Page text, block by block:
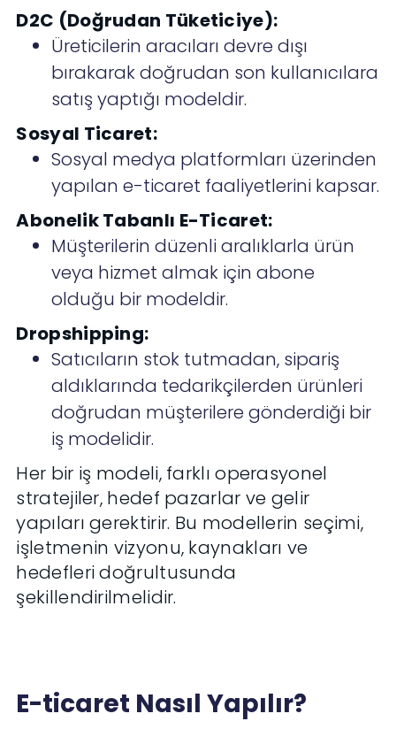
D2C (Doğrudan Tüketiciye):
Üreticilerin aracıları devre dışı
bırakarak doğrudan son kullanıcılara
satış yaptığı modeldir.
Sosyal Ticaret:
Sosyal medya platformları üzerinden
yapılan e-ticaret faaliyetlerini kapsar.
Abonelik Tabanlı E-Ticaret:
Müşterilerin düzenli aralıklarla ürün
veya hizmet almak için abone
olduğu bir modeldir.
Dropshipping:
Satıcıların stok tutmadan, sipariş
aldıklarında tedarikçilerden ürünleri
doğrudan müşterilere gönderdiği bir
iş modelidir.
Her bir iş modeli, farklı operasyonel
stratejiler, hedef pazarlar ve gelir
yapıları gerektirir. Bu modellerin seçimi,
işletmenin vizyonu, kaynakları ve
hedefleri doğrultusunda
şekillendirilmelidir.
E-ticaret Nasıl Yapılır?